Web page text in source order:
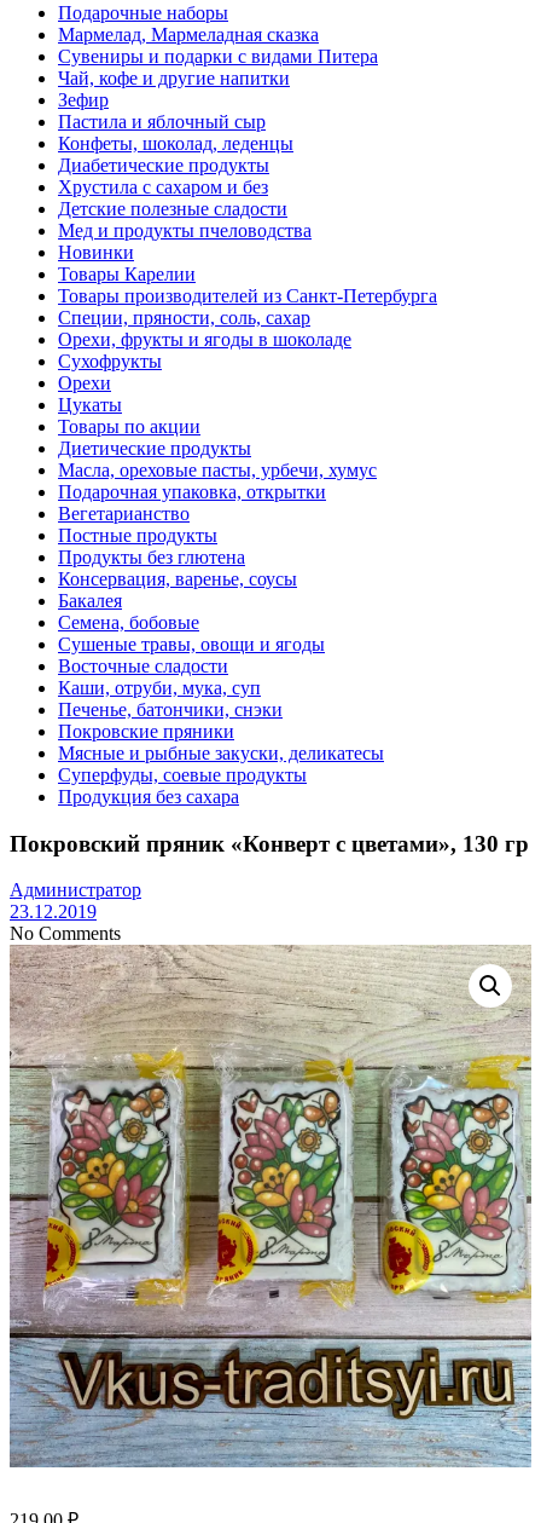
Подарочные наборы
Мармелад, Мармеладная сказка
Сувениры и подарки с видами Питера
Чай, кофе и другие напитки
Зефир
Пастила и яблочный сыр
Конфеты, шоколад, леденцы
Диабетические продукты
Хрустила с сахаром и без
Детские полезные сладости
Мед и продукты пчеловодства
Новинки
Товары Карелии
Товары производителей из Санкт-Петербурга
Специи, пряности, соль, сахар
Орехи, фрукты и ягоды в шоколаде
Сухофрукты
Орехи
Цукаты
Товары по акции
Диетические продукты
Масла, ореховые пасты, урбечи, хумус
Подарочная упаковка, открытки
Вегетарианство
Постные продукты
Продукты без глютена
Консервация, варенье, соусы
Бакалея
Семена, бобовые
Сушеные травы, овощи и ягоды
Восточные сладости
Каши, отруби, мука, суп
Печенье, батончики, снэки
Покровские пряники
Мясные и рыбные закуски, деликатесы
Суперфуды, соевые продукты
Продукция без сахара
Покровский пряник «Конверт с цветами», 130 гр
Администратор
23.12.2019
No Comments